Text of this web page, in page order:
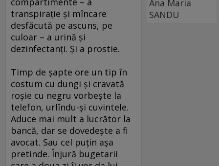
transpiraţie şi mîncare
desfăcută pe ascuns, pe
culoar – a urină şi
dezinfectanţi. Şi a prostie.
Timp de şapte ore un tip în
costum cu dungi şi cravată
roşie cu negru vorbeşte la
telefon, urlîndu-şi cuvintele.
Aduce mai mult a lucrător la
bancă, dar se dovedeşte a fi
avocat. Sau cel puţin aşa
pretinde. Înjură bugetarii
Ana Maria
SANDU